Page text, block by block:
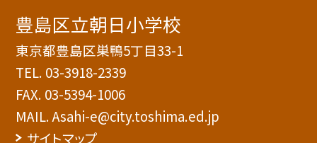
豊島区立朝日小学校
東京都豊島区巣鴨5丁目33-1
TEL. 03-3918-2339
FAX. 03-5394-1006
MAIL. Asahi-e@city.toshima.ed.jp
サイトマップ